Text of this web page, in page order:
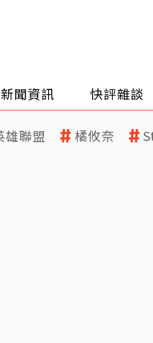
新聞資訊 快評雜談
雄聯盟 橘攸奈